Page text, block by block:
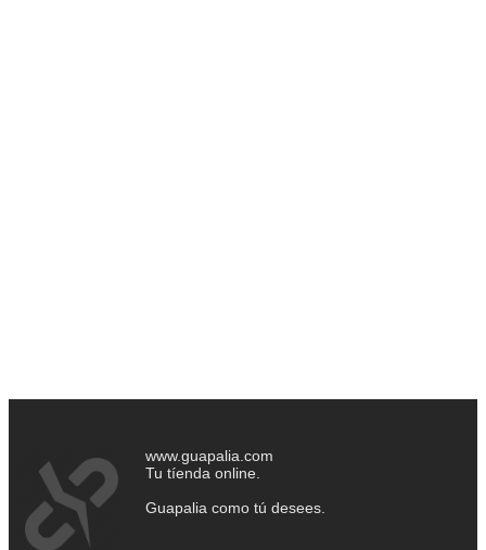
www.guapalia.com
Tu tíenda online.
Guapalia como tú desees.